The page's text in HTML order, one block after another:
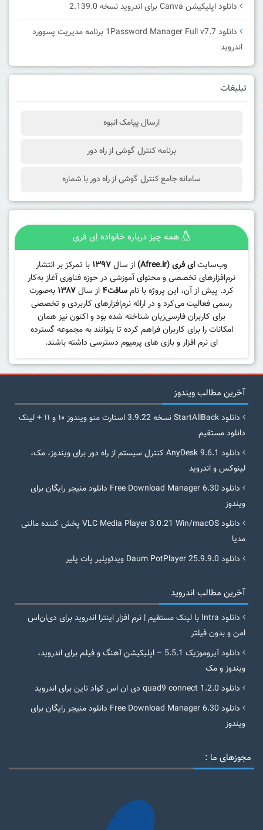
دانلود اپلیکیشن Canva برای اندروید نسخه 2.139.0
دانلود 1Password Manager Full v7.7 برنامه مدیریت پسوورد
اندروید
تبلیغات
ارسال پیامک انبوه
برنامه کنترل گوشی از راه دور
سامانه جامع کنترل گوشی از راه دور با شماره
همه چیز درباره خانواده اِی فری
وب‌سایتای فری (Afree.ir) از سال۱۳۹۷ با تمرکز بر انتشار
نرم‌افزارهای تخصصی و محتوای آموزشی در حوزه فناوری آغاز به‌کار
کرد. پیش از آن، این پروژه با نامسافت۴ از سال۱۳۸۷ به‌صورت
رسمی فعالیت می‌کرد و در ارائه نرم‌افزارهای کاربردی و تخصصی
برای کاربران فارسی‌زبان شناخته شده بود و اکنون نیز همان
امکانات را برای کاربران فراهم کرده تا بتوانند به مجموعه گسترده
ای نرم افزار و بازی های پرمیوم دسترسی داشته باشند.
آخرین مطالب ویندوز
دانلود StartAllBack نسخه 3.9.22 استارت منو ویندوز ۱۰ و ۱۱ + لینک
دانلود مستقیم
دانلود AnyDesk 9.6.1 کنترل سیستم از راه دور برای ویندوز، مک،
لینوکس و اندروید
دانلود Free Download Manager 6.30 دانلود منیجر رایگان برای
ویندوز
دانلود VLC Media Player 3.0.21 Win/macOS پخش کننده مالتی
مدیا
دانلود Daum PotPlayer 25.9.9.0 ویدئوپلیر پات پلیر
آخرین مطالب اندروید
دانلود Intra با لینک مستقیم | نرم افزار اینترا اندروید برای دی‌ان‌اس
امن و بدون فیلتر
دانلود آیروموزیک 5.5.1 – اپلیکیشن آهنگ و فیلم برای اندروید،
ویندوز و مک
دانلود quad9 connect 1.2.0 دی ان اس کواد ناین برای اندروید
دانلود Free Download Manager 6.30 دانلود منیجر رایگان برای
ویندوز
مجوزهای ما :